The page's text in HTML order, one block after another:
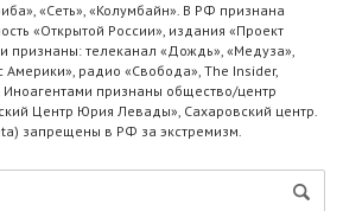
«Сеть», «Колумбайн». В РФ признана
«Открытой России», издания «Проект
признаны: телеканал «Дождь», «Медуза»,
Америки», радио «Свобода», The Insider,
признаны общество/центр
Центр Юрия Левады», Сахаровский центр.
запрещены в РФ за экстремизм.